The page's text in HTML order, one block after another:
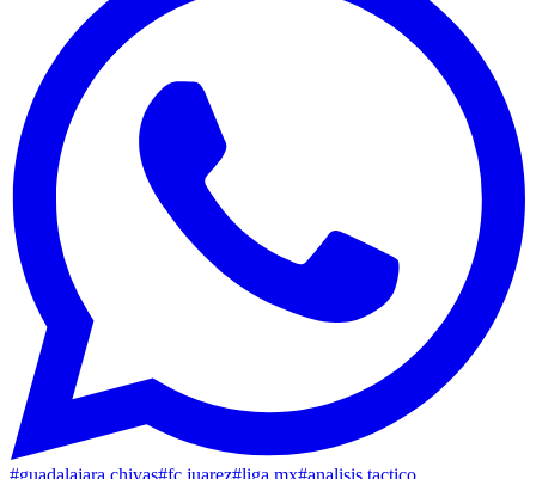
#guadalajara chivas#fc juarez#liga mx#analisis tactico